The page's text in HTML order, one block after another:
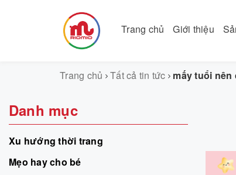
Trang chủ Giới thiệu
Trang chủ Tất cả tin tức mấy tuổi nên
Danh mục
Xu hướng thời trang
Mẹo hay cho bé